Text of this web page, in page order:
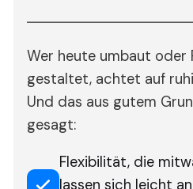
Wer heute umbaut oder
gestaltet, achtet auf
Und das aus gutem
gesagt:
Flexibilität, die
lassen sich leicht